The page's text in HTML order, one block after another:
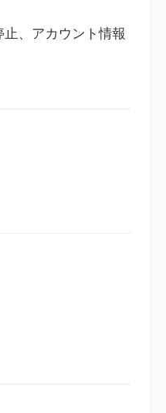
止、アカウント情報